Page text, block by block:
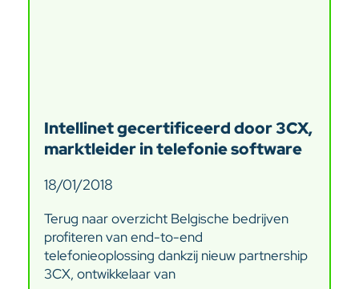
Intellinet gecertificeerd door 3CX,
marktleider in telefonie software
18/01/2018
Terug naar overzicht Belgische bedrijven
profiteren van end-to-end
telefonieoplossing dankzij nieuw partnership
3CX, ontwikkelaar van